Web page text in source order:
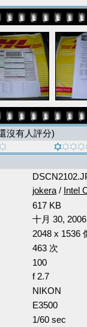
沒有人評分)
jokera / Intel
617 KB
十月 30, 2006
2048 x 1536
463 次
100
f 2.7
NIKON
E3500
1/60 sec